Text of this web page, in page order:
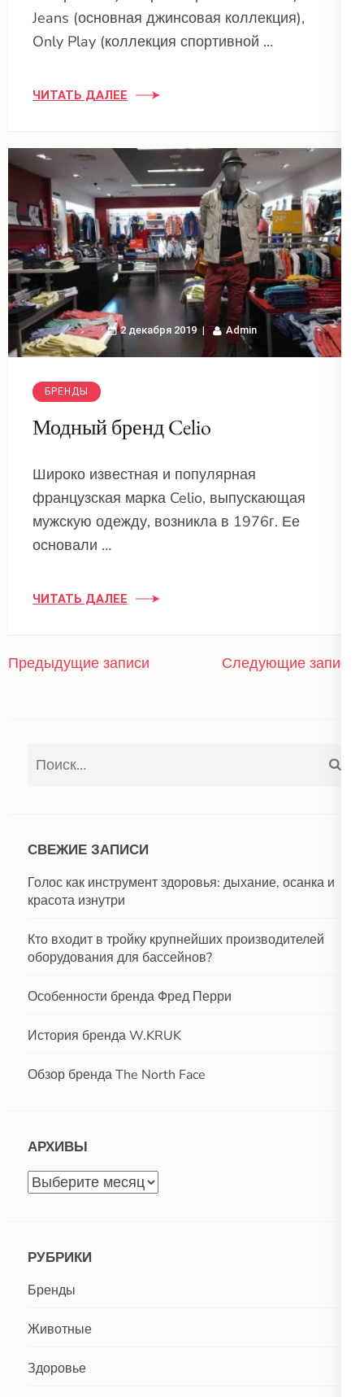
Jeans (основная джинсовая коллекция),
Only Play (коллекция спортивной …
ЧИТАТЬ ДАЛЕЕ
2 декабря 2019 Admin
БРЕНДЫ
Модный бренд Celio
Широко известная и популярная
французская марка Celio, выпускающая
мужскую одежду, возникла в 1976г. Ее
основали …
ЧИТАТЬ ДАЛЕЕ
Навигация
Предыдущие записи Следующие записи
СВЕЖИЕ ЗАПИСИ
Голос как инструмент здоровья: дыхание, осанка и
красота изнутри
Кто входит в тройку крупнейших производителей
оборудования для бассейнов?
Особенности бренда Фред Перри
История бренда W.KRUK
Обзор бренда The North Face
АРХИВЫ
Архивы
РУБРИКИ
Бренды
Животные
Здоровье